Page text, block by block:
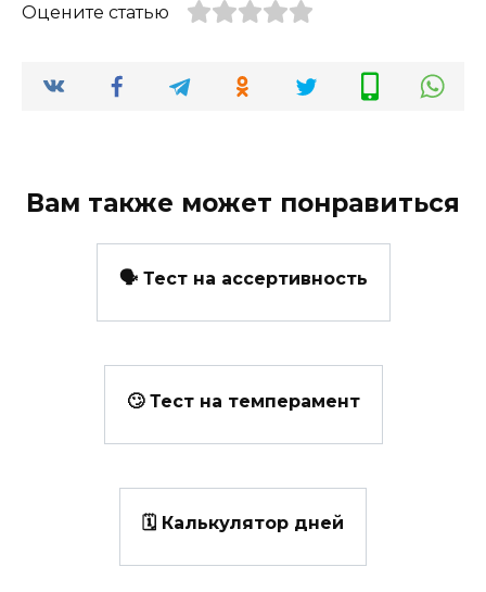
Оцените статью
Вам также может понравиться
🗣️ Тест на ассертивность
🙄 Тест на темперамент
🗓️ Калькулятор дней